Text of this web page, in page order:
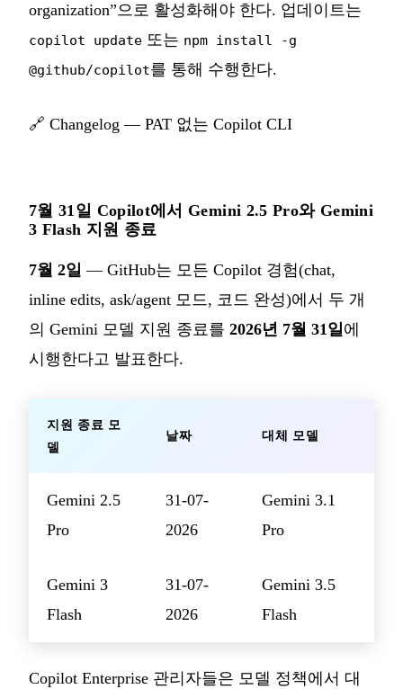
organization”으로 활성화해야 한다. 업데이트는
copilot update 또는 npm install -g
@github/copilot를 통해 수행한다.
🔗 Changelog — PAT 없는 Copilot CLI
7월 31일 Copilot에서 Gemini 2.5 Pro와 Gemini
3 Flash 지원 종료
7월 2일 — GitHub는 모든 Copilot 경험(chat,
inline edits, ask/agent 모드, 코드 완성)에서 두 개
의 Gemini 모델 지원 종료를 2026년 7월 31일에
시행한다고 발표한다.
지원 종료 모
델
날짜 대체 모델
Gemini 2.5
Pro
31-07-
2026
Gemini 3.1
Pro
Gemini 3
Flash
31-07-
2026
Gemini 3.5
Flash
Copilot Enterprise 관리자들은 모델 정책에서 대